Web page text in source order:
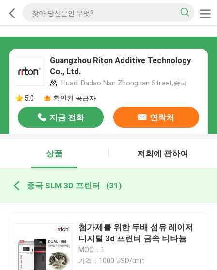
Guangzhou Riton Additive Technology
Co., Ltd.
Huadi Dadao Nan Zhongnan Street,중국
5.0
확인된 공급자
지금 전화 연락처
상품 저희에 관하여
중국 SLM 3D 프린터 (31)
첨가제를 위한 두배 섬유 레이저
디지털 3d 프린터 금속 티타늄
MOQ：1
가격：1000 USD/unit